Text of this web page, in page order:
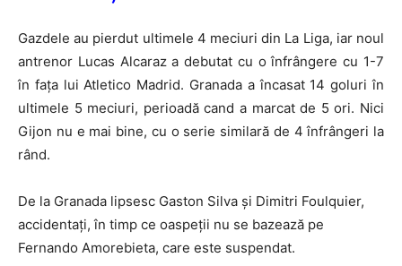
Gazdele au pierdut ultimele 4 meciuri din La Liga, iar noul
antrenor Lucas Alcaraz a debutat cu o înfrângere cu 1-7
în faţa lui Atletico Madrid. Granada a încasat 14 goluri în
ultimele 5 meciuri, perioadă cand a marcat de 5 ori. Nici
Gijon nu e mai bine, cu o serie similară de 4 înfrângeri la
rând.
De la Granada lipsesc Gaston Silva şi Dimitri Foulquier,
accidentaţi, în timp ce oaspeţii nu se bazează pe
Fernando Amorebieta, care este suspendat.